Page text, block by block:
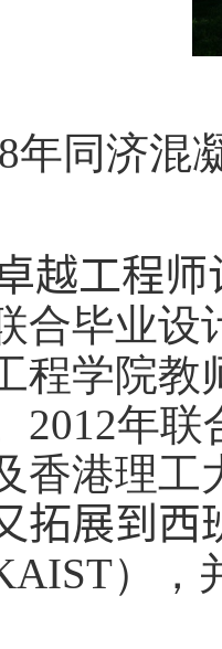
年同济混
越工程师
合毕业设
程学院
2012年联
香港理工
拓展到
），